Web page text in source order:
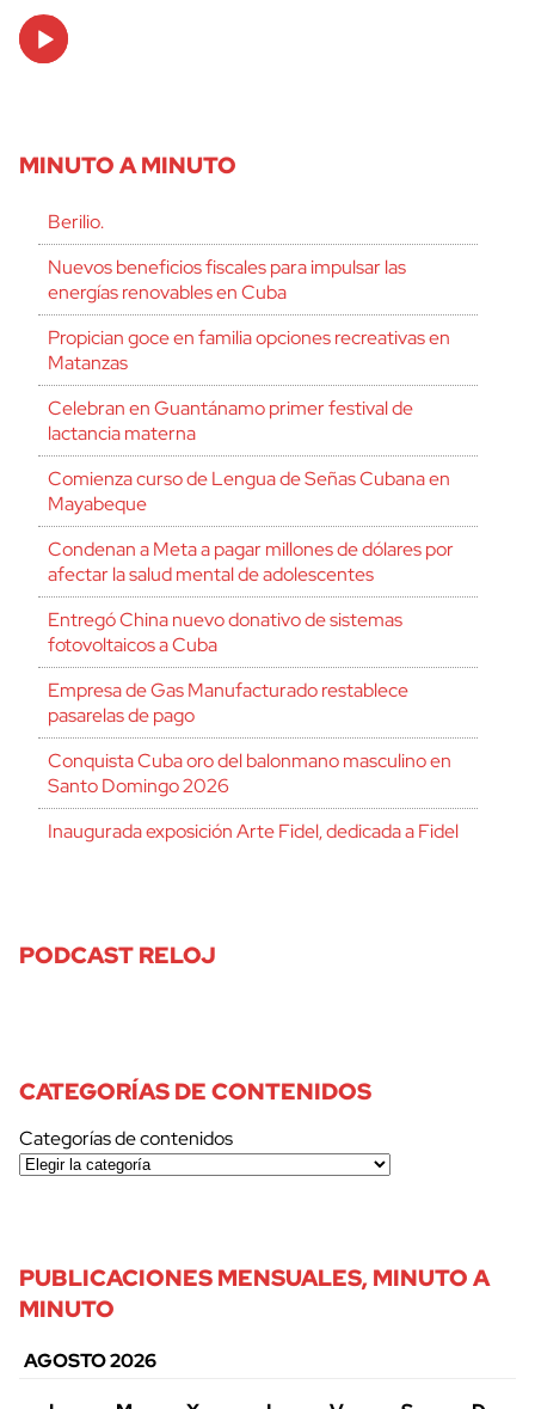
Audio
Player
MINUTO A MINUTO
Berilio.
Nuevos beneficios fiscales para impulsar las
energías renovables en Cuba
Propician goce en familia opciones recreativas en
Matanzas
Celebran en Guantánamo primer festival de
lactancia materna
Comienza curso de Lengua de Señas Cubana en
Mayabeque
Condenan a Meta a pagar millones de dólares por
afectar la salud mental de adolescentes
Entregó China nuevo donativo de sistemas
fotovoltaicos a Cuba
Empresa de Gas Manufacturado restablece
pasarelas de pago
Conquista Cuba oro del balonmano masculino en
Santo Domingo 2026
Inaugurada exposición Arte Fidel, dedicada a Fidel
PODCAST RELOJ
CATEGORÍAS DE CONTENIDOS
Categorías de contenidos
PUBLICACIONES MENSUALES, MINUTO A
MINUTO
AGOSTO 2026